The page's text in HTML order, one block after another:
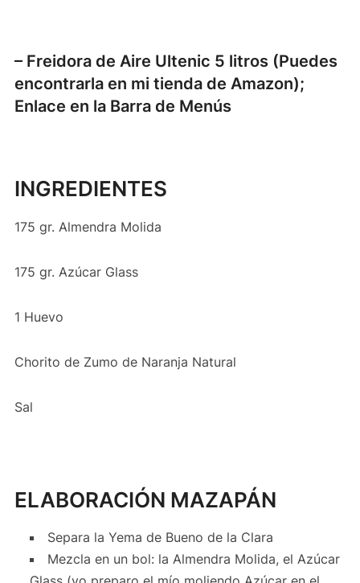
– Freidora de Aire Ultenic 5 litros (Puedes
encontrarla en mi tienda de Amazon);
Enlace en la Barra de Menús
INGREDIENTES
175 gr. Almendra Molida
175 gr. Azúcar Glass
1 Huevo
Chorito de Zumo de Naranja Natural
Sal
ELABORACIÓN MAZAPÁN
Separa la Yema de Bueno de la Clara
Mezcla en un bol: la Almendra Molida, el Azúcar